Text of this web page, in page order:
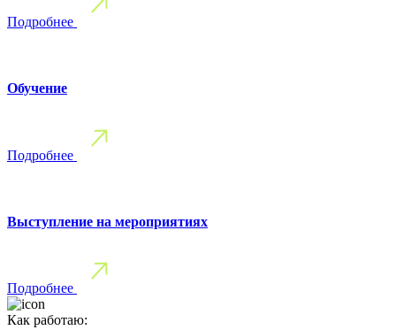
Подробнее
Обучение
Подробнее
Выступление на мероприятиях
Подробнее
Как работаю: